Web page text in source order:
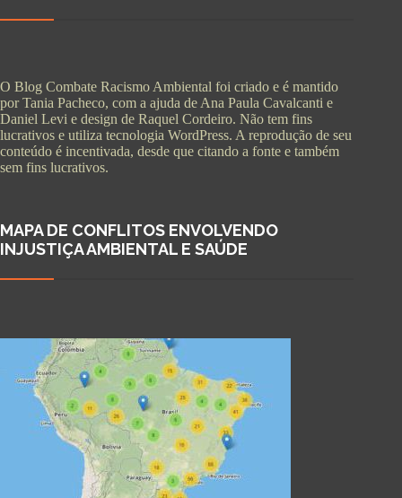
O Blog Combate Racismo Ambiental foi criado e é mantido
por Tania Pacheco, com a ajuda de Ana Paula Cavalcanti e
Daniel Levi e design de Raquel Cordeiro. Não tem fins
lucrativos e utiliza tecnologia WordPress. A reprodução de seu
conteúdo é incentivada, desde que citando a fonte e também
sem fins lucrativos.
MAPA DE CONFLITOS ENVOLVENDO
INJUSTIÇA AMBIENTAL E SAÚDE